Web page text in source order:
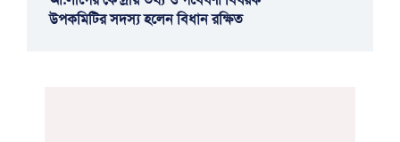
উপকমিটির সদস্য হলেন বিধান রক্ষিত